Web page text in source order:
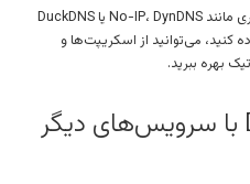
دیگری مانند No-IP، DynDNS یا DuckDNS
کنید، می‌توانید از اسکریپت‌ها و